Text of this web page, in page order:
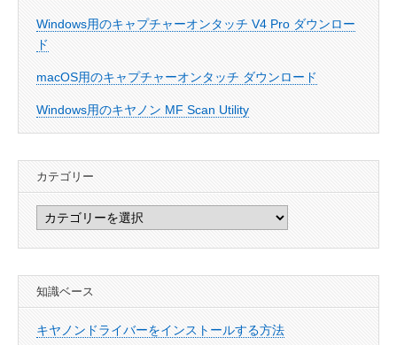
Windows用のキャプチャーオンタッチ V4 Pro ダウンロー
ド
macOS用のキャプチャーオンタッチ ダウンロード
Windows用のキヤノン MF Scan Utility
カテゴリー
リ
知識ベース
キヤノンドライバーをインストールする方法